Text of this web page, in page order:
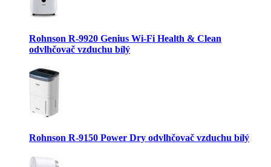
Rohnson R-9920 Genius Wi-Fi Health & Clean
odvlhčovač vzduchu bílý
Rohnson R-9150 Power Dry odvlhčovač vzduchu bílý